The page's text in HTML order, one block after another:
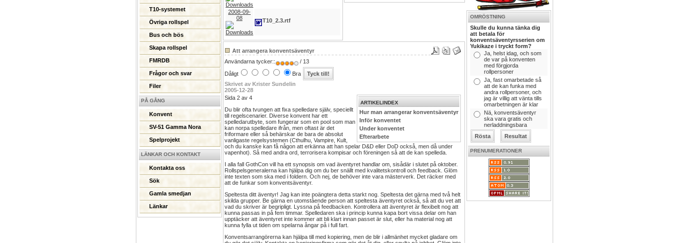
T10-systemet
Övriga rollspel
Bus och bös
Skapa rollspel
FMRDB
Frågor och svar
Filer
PÅ GÅNG
Konvent
SV-51 Gamma Nora
Spelprojekt
LÄNKAR OCH KONTAKT
Kontakta oss
Sök
Gamla smedjan
Länkar
2008-09-
08
T10_2.3.rtf
Att arrangera konventsäventyr
Användarna tycker::
/ 13
Dåligt
Bra
Skrivet av Krister Sundelin
2005-12-28
ARTIKELINDEX
Hur man arrangerar konventsäventyr
Inför konventet
Under konventet
Efterarbete
Sida 2 av 4
Du blir ofta tvungen att fixa spelledare själv, speciellt
till regelscenarier. Diverse konvent har ett
spelledarutbyte, som fungerar som en pool som man
kan norpa spelledare ifrån, men oftast är det
friformare eller så behärskar de bara de absolut
vanligaste regelsystemen (Cthulhu, Vampire, Kult,
och du kanske kan få någon att erkänna att han spelar D&D eller DoD också, men då under
vapenhot). Så med andra ord, terrorisera kompisar och föreningen så att de kan spelleda.
I alla fall GothCon vill ha ett synopsis om vad äventyret handlar om, sisådär i slutet på oktober.
Rollspelsgeneralerna kan hjälpa dig om du ber snällt med kvalitetskontroll och feedback. Glöm
inte texten som ska med i foldern. Och nej, de behöver inte vara mästerverk. Det räcker med
att de funkar som konventsäventyr.
Speltesta ditt äventyr! Jag kan inte poängtera detta starkt nog. Speltesta det gärna med två helt
skilda grupper. Be gärna en utomstående person att speltesta äventyret också, så att du vet att
vad du skriver är begripligt. Lyssna på feedbacken. Kontrollera att äventyret är flexibelt nog att
kunna passas in på fem timmar. Spelledaren ska i princip kunna kapa bort vissa delar om han
upptäcker att äventyret inte kommer att bli klart innan passet är slut, eller ha material nog att
kunna fylla ut tiden om spelarna ångar på i full fart.
Konventsarrangörerna kan hjälpa till med kopiering, men de blir i allmänhet mycket gladare om
OMRÖSTNING
Skulle du kunna tänka dig
att betala för
konventsäventyrsserien om
Yukikaze i tryckt form?
Ja, helst idag, och som
de var på konventen
med förgjorda
rollpersoner
Ja, fast omarbetade så
att de kan funka med
andra rollpersoner, och
jag är villig att vänta tills
omarbetningen är klar
Nä, konventsäventyr
ska vara gratis och
nerladdningsbara
PRENUMERATIONER